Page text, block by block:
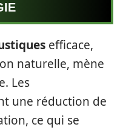
efficace,
naturelle, mène
Les
une réduction de
ce qui se